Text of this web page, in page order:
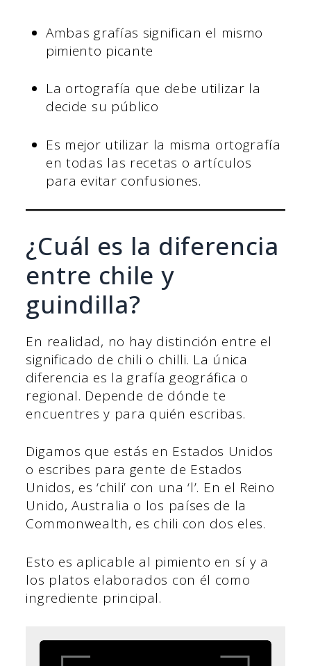
Ambas grafías significan el mismo
pimiento picante
La ortografía que debe utilizar la
decide su público
Es mejor utilizar la misma ortografía
en todas las recetas o artículos
para evitar confusiones.
¿Cuál es la diferencia
entre chile y
guindilla?
En realidad, no hay distinción entre el
significado de chili o chilli. La única
diferencia es la grafía geográfica o
regional. Depende de dónde te
encuentres y para quién escribas.
Digamos que estás en Estados Unidos
o escribes para gente de Estados
Unidos, es ‘chili’ con una ‘l’. En el Reino
Unido, Australia o los países de la
Commonwealth, es chili con dos eles.
Esto es aplicable al pimiento en sí y a
los platos elaborados con él como
ingrediente principal.